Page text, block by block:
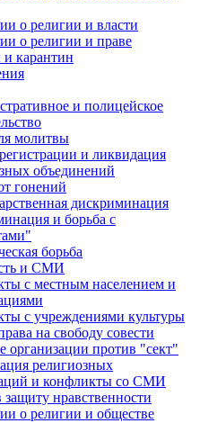
о религии и власти
о религии и праве
карантин
и полицейское
молитвы
и ликвидация
объединений
гонений
дискриминация
и борьба с
борьба
и СМИ
с местным населением и
с учреждениями культуры
на свободу совести
организации против "сект"
религиозных
и конфликты со СМИ
нравственности
о религии и обществе